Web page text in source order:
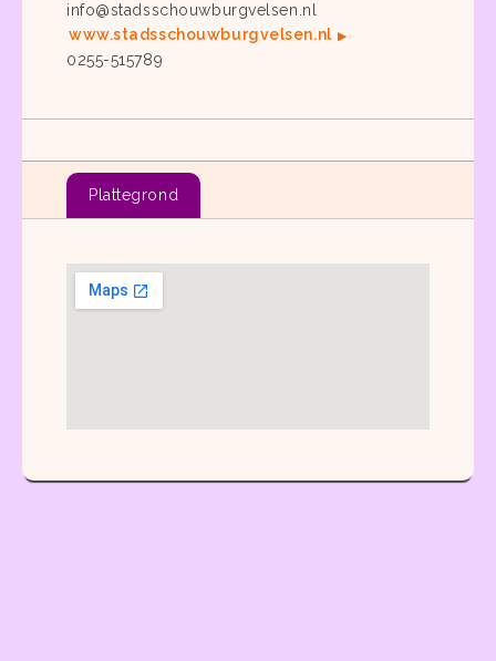
info@stadsschouwburgvelsen.nl
www.stadsschouwburgvelsen.nl
0255-515789
Plattegrond